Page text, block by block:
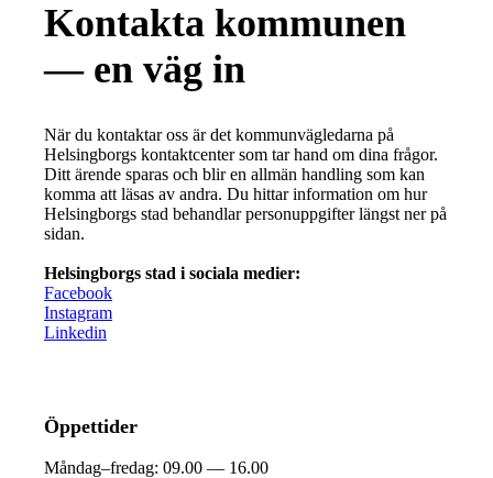
Kontakta kommunen
— en väg in
När du kontaktar oss är det kommunvägledarna på
Helsingborgs kontaktcenter som tar hand om dina frågor.
Ditt ärende sparas och blir en allmän handling som kan
komma att läsas av andra. Du hittar information om hur
Helsingborgs stad behandlar personuppgifter längst ner på
sidan.
Helsingborgs stad i sociala medier:
Facebook
Instagram
Linkedin
Öppettider
Måndag–fredag: 09.00 — 16.00